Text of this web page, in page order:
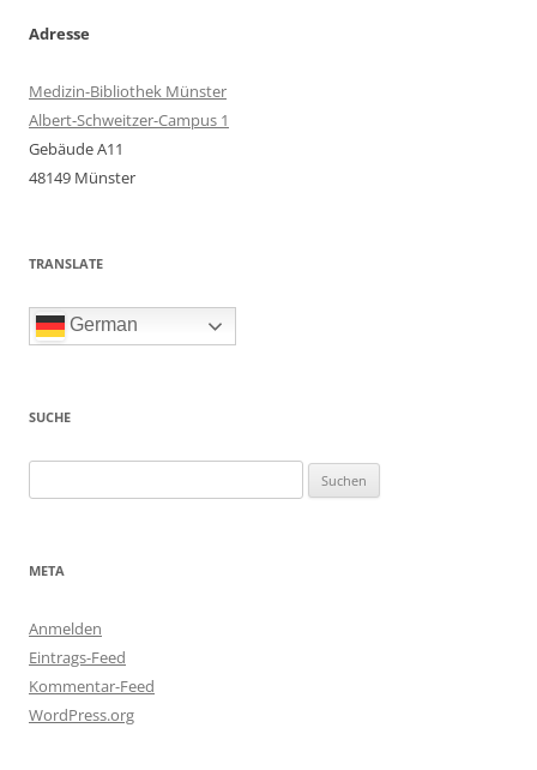
Adresse
Medizin-Bibliothek Münster
Albert-Schweitzer-Campus 1
Gebäude A11
48149 Münster
TRANSLATE
German
SUCHE
nach:
META
Anmelden
Eintrags-Feed
Kommentar-Feed
WordPress.org